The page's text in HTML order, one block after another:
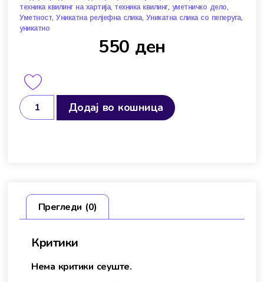
техника квилинг на хартија, техника квилинг, уметничко дело,
Уметност,Уникатна релјефна слика, Уникатна слика со пеперуга,
уникатно
550 ден
Додај во кошница
Прегледи (0)
Критики
Нема критики сеуште.